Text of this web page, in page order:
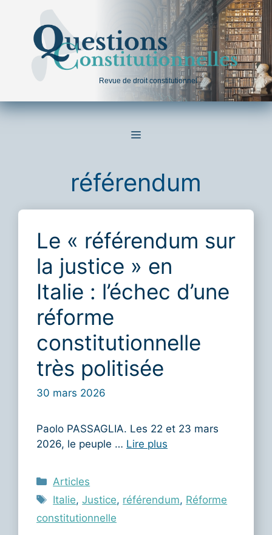
contenu
Revue de droit constitutionnel
MENU
référendum
Le « référendum sur
la justice » en
Italie : l’échec d’une
réforme
constitutionnelle
très politisée
30 mars 2026
Paolo PASSAGLIA. Les 22 et 23 mars
2026, le peuple … Lire plus
Catégories
Articles
Étiquettes
Italie,Justice, référendum, Réforme
constitutionnelle